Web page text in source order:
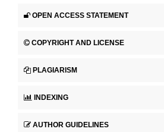
OPEN ACCESS STATEMENT
COPYRIGHT AND LICENSE
PLAGIARISM
INDEXING
AUTHOR GUIDELINES